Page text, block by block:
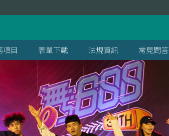
項目 表單下載 法規資訊 常見問答